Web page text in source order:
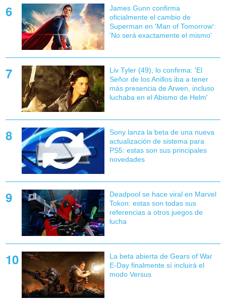
James Gunn confirma
oficialmente el cambio de
Superman en 'Man of Tomorrow':
'No será exactamente el mismo'
Liv Tyler (49), lo confirma: 'El
Señor de los Anillos iba a tener
más presencia de Arwen, incluso
luchaba en el Abismo de Helm'
Sony lanza la beta de una nueva
actualización de sistema para
PS5: estas son sus principales
novedades
Deadpool se hace viral en Marvel
Tokon: estas son todas sus
referencias a otros juegos de
lucha
La beta abierta de Gears of War
E-Day finalmente sí incluirá el
modo Versus